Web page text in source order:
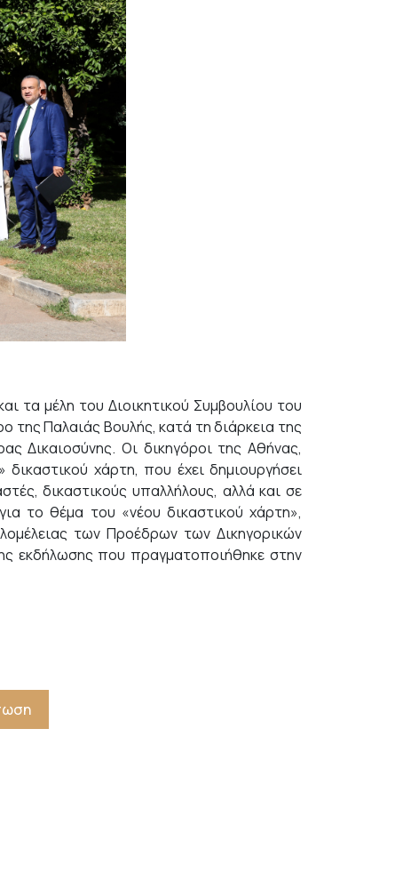
τα μέλη του Διοικητικού Συμβουλίου του
Παλαιάς Βουλής, κατά τη διάρκεια της
Δικαιοσύνης. Οι δικηγόροι της Αθήνας,
χάρτη, που έχει δημιουργήσει
δικαστικούς υπαλλήλους, αλλά και σε
το θέμα του «νέου δικαστικού χάρτη»,
των Προέδρων των Δικηγορικών
εκδήλωσης που πραγματοποιήθηκε στην